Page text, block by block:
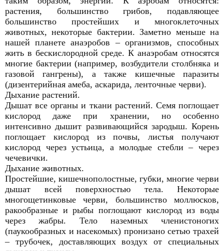
растения, большинство грибов, подавляющее
большинство простейших и многоклеточных
животных, некоторые бактерии. Заметно меньше на
нашей планете анаэробов – организмов, способных
жить в бескислородной среде. К анаэробам относятся
многие бактерии (например, возбудители столбняка и
газовой гангрены), а также кишечные паразиты
(дизентерийная амеба, аскарида, ленточные черви).
Дыхание растений.
Дышат все органы и ткани растений. Семя поглощает
кислород даже при хранении, но особенно
интенсивно дышит развивающийся зародыш. Корень
поглощает кислород из почвы, листья получают
кислород через устьица, а молодые стебли – через
чечевички.
Дыхание животных.
Простейшие, кишечнополостные, губки, многие черви
дышат всей поверхностью тела. Некоторые
многощетинковые черви, большинство моллюсков,
ракообразные и рыбы поглощают кислород из воды
через жабры. Тело наземных членистоногих
(паукообразных и насекомых) пронизано сетью трахей
– трубочек, доставляющих воздух от специальных